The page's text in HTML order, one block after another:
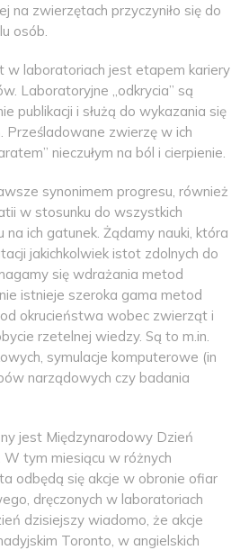
na zwierzętach przyczyniło się do
osób.
w laboratoriach jest etapem kariery
Laboratoryjne „odkrycia” są
publikacji i służą do wykazania się
Prześladowane zwierzę w ich
nieczułym na ból i cierpienie.
synonimem progresu, również
w stosunku do wszystkich
ich gatunek. Żądamy nauki, która
jakichkolwiek istot zdolnych do
się wdrażania metod
istnieje szeroka gama metod
okrucieństwa wobec zwierząt i
rzetelnej wiedzy. Są to m.in.
symulacje komputerowe (in
narządowych czy badania
jest Międzynarodowy Dzień
tym miesiącu w różnych
odbędą się akcje w obronie ofiar
dręczonych w laboratoriach
dzisiejszy wiadomo, że akcje
Toronto, w angielskich